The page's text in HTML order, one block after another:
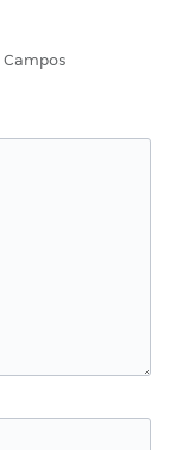
Campos